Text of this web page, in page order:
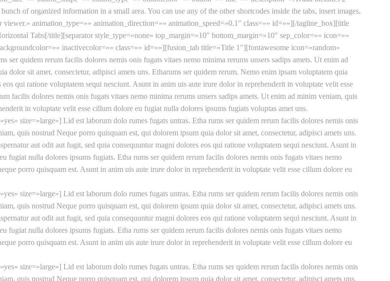
of organized information in a small area. You can use any of the other shortcodes inside the tabs, insert images,
animation_type=»» animation_direction=»» animation_speed=»0.1″ class=»» id=»»][/tagline_box][title
Tabs[/title][separator style_type=»none» top_margin=»10″ bottom_margin=»10″ sep_color=»» icon=»»
inactivecolor=»» class=»» id=»»][fusion_tab title=»Title 1″][fontawesome icon=»random»
quidem rerum facilis dolores nemis onis fugats vitaes nemo minima rerums unsers sadips amets. Ut enim ad
sit amet, consectetur, adipisci amets uns. Etharums ser quidem rerum. Nemo enim ipsam voluptatem quia
qui ratione voluptatem sequi nesciunt. Asunt in anim uis aute irure dolor in reprehenderit in voluptate velit esse
facilis dolores nemis onis fugats vitaes nemo minima rerums unsers sadips amets. Ut enim ad minim veniam, quis
in voluptate velit esse cillum dolore eu fugiat nulla dolores ipsums fugiats voluptas amet uns.
size=»large»] Lid est laborum dolo rumes fugats untras. Etha rums ser quidem rerum facilis dolores nemis onis
quis nostrud Neque porro quisquam est, qui dolorem ipsum quia dolor sit amet, consectetur, adipisci amets uns.
aut odit aut fugit, sed quia consequuntur magni dolores eos qui ratione voluptatem sequi nesciunt. Asunt in
fugiat nulla dolores ipsums fugiats. Etha rums ser quidem rerum facilis dolores nemis onis fugats vitaes nemo
porro quisquam est. Asunt in anim uis aute irure dolor in reprehenderit in voluptate velit esse cillum dolore eu
size=»large»] Lid est laborum dolo rumes fugats untras. Etha rums ser quidem rerum facilis dolores nemis onis
quis nostrud Neque porro quisquam est, qui dolorem ipsum quia dolor sit amet, consectetur, adipisci amets uns.
aut odit aut fugit, sed quia consequuntur magni dolores eos qui ratione voluptatem sequi nesciunt. Asunt in
fugiat nulla dolores ipsums fugiats. Etha rums ser quidem rerum facilis dolores nemis onis fugats vitaes nemo
porro quisquam est. Asunt in anim uis aute irure dolor in reprehenderit in voluptate velit esse cillum dolore eu
size=»large»] Lid est laborum dolo rumes fugats untras. Etha rums ser quidem rerum facilis dolores nemis onis
quis nostrud Neque porro quisquam est, qui dolorem ipsum quia dolor sit amet, consectetur, adipisci amets uns.